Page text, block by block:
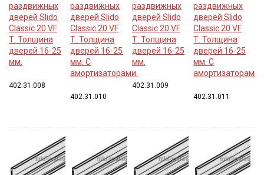
раздвижных
дверей Slido
Classic 20 VF
Т. Толщина
дверей 16-25
мм.
402.31.008
раздвижных
дверей Slido
Classic 20 VF
Т. Толщина
дверей 16-25
мм. С
амортизаторами.
402.31.010
раздвижных
дверей Slido
Classic 20 VF
Т. Толщина
дверей 16-25
мм.
402.31.009
раздвижных
дверей Slido
Classic 20 VF
Т. Толщина
дверей 16-25
мм. С
амортизаторами.
402.31.011